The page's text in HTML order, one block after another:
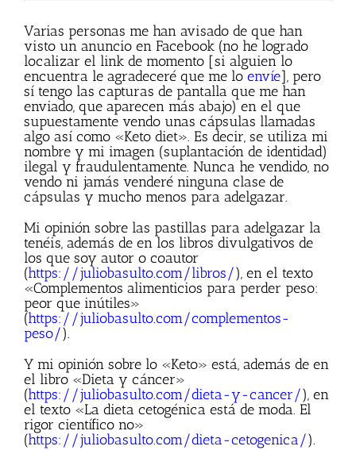
Varias personas me han avisado de que han
visto un anuncio en Facebook (no he logrado
localizar el link de momento [si alguien lo
encuentra le agradeceré que me lo envíe], pero
sí tengo las capturas de pantalla que me han
enviado, que aparecen más abajo) en el que
supuestamente vendo unas cápsulas llamadas
algo así como «Keto diet». Es decir, se utiliza mi
nombre y mi imagen (suplantación de identidad)
ilegal y fraudulentamente. Nunca he vendido, no
vendo ni jamás venderé ninguna clase de
cápsulas y mucho menos para adelgazar.
Mi opinión sobre las pastillas para adelgazar la
tenéis, además de en los libros divulgativos de
los que soy autor o coautor
(https://juliobasulto.com/libros/), en el texto
«Complementos alimenticios para perder peso:
peor que inútiles»
(https://juliobasulto.com/complementos-
peso/).
Y mi opinión sobre lo «Keto» está, además de en
el libro «Dieta y cáncer»
(https://juliobasulto.com/dieta-y-cancer/), en
el texto «La dieta cetogénica está de moda. El
rigor científico no»
(https://juliobasulto.com/dieta-cetogenica/).